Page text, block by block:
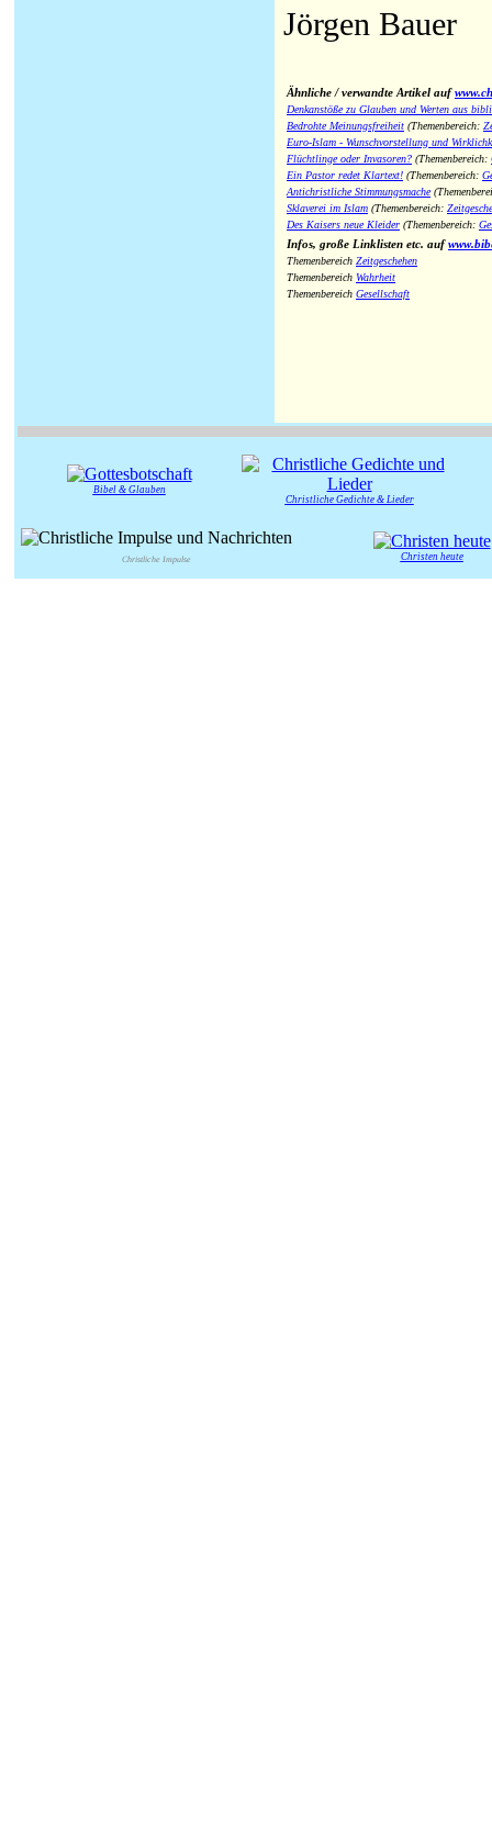
Jörgen Bauer
Ähnliche / verwandte Artikel auf
Denkanstöße zu Glauben und Werten aus
Bedrohte Meinungsfreiheit (Themenbereich:
Euro-Islam - Wunschvorstellung und
Flüchtlinge oder Invasoren? (Themenbereich:
Ein Pastor redet Klartext! (Themenbereich:
Antichristliche Stimmungsmache
Sklaverei im Islam (Themenbereich:
Des Kaisers neue Kleider (Themenbereich:
Infos, große Linklisten etc. auf
Themenbereich Zeitgeschehen
Themenbereich Wahrheit
Themenbereich Gesellschaft
Bibel & Glauben
Christliche Gedichte & Lieder
Christliche Impulse Christen heute